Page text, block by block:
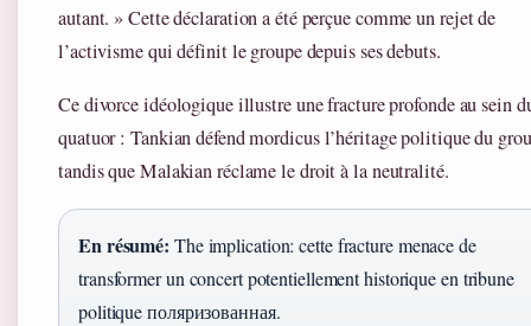
autant. » Cette déclaration a été perçue comme un rejet de
l’activisme qui définit le groupe depuis ses debuts.
Ce divorce idéologique illustre une fracture profonde au sein
quatuor : Tankian défend mordicus l’héritage politique du
tandis que Malakian réclame le droit à la neutralité.
En résumé: The implication: cette fracture menace de
transformer un concert potentiellement historique en tribune
politique поляризованная.